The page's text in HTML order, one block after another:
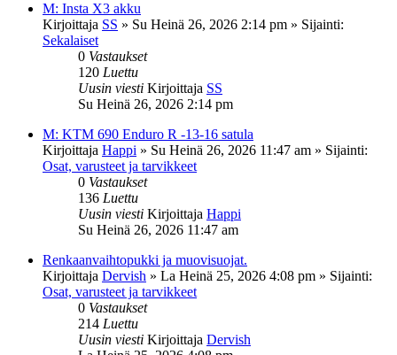
M: Insta X3 akku
Kirjoittaja SS » Su Heinä 26, 2026 2:14 pm » Sijainti:
Sekalaiset
0 Vastaukset
120 Luettu
Uusin viesti Kirjoittaja SS
Su Heinä 26, 2026 2:14 pm
M: KTM 690 Enduro R -13-16 satula
Kirjoittaja Happi » Su Heinä 26, 2026 11:47 am » Sijainti:
Osat, varusteet ja tarvikkeet
0 Vastaukset
136 Luettu
Uusin viesti Kirjoittaja Happi
Su Heinä 26, 2026 11:47 am
Renkaanvaihtopukki ja muovisuojat.
Kirjoittaja Dervish » La Heinä 25, 2026 4:08 pm » Sijainti:
Osat, varusteet ja tarvikkeet
0 Vastaukset
214 Luettu
Uusin viesti Kirjoittaja Dervish